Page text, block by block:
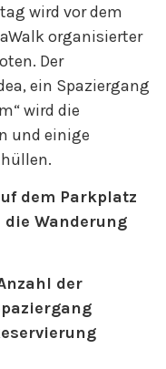
wird vor dem
organisierter
Der
ein Spaziergang
wird die
und einige
dem Parkplatz
die Wanderung
der